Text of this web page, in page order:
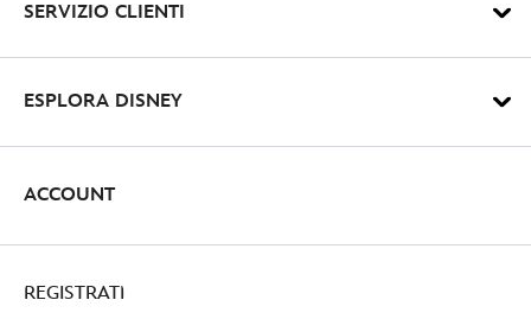
SERVIZIO CLIENTI
ESPLORA DISNEY
ACCOUNT
REGISTRATI